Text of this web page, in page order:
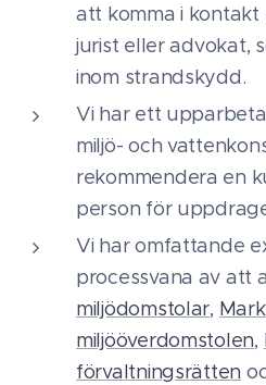
att komma i
jurist eller advokat,
inom strandskydd.
Vi har ett
miljö- och
rekommendera en
person för
Vi har omfattande
processvana av att
miljödomstolar,
miljööverdomstolen,
förvaltningsrätten